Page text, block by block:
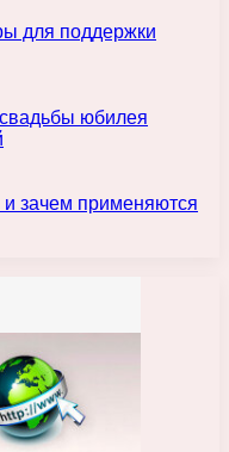
для поддержки
юбилея
и зачем применяются